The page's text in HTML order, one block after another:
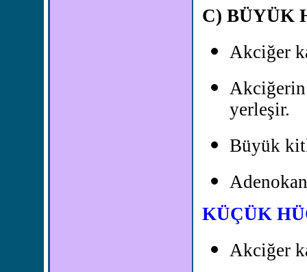
C) BÜYÜK
Akciğer
yerleşir.
Büyük
KÜÇÜK
Akciğer